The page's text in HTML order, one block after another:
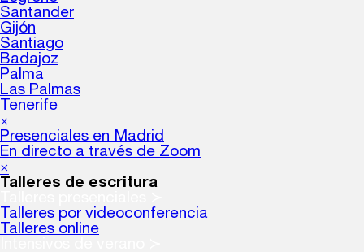
Santander
Gijón
Santiago
Badajoz
Palma
Las Palmas
Tenerife
×
Presenciales en Madrid
En directo a través de Zoom
×
Talleres de escritura
Talleres por videoconferencia
Talleres online